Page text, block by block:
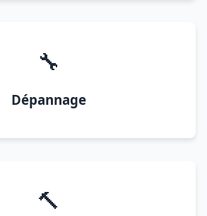
🔧
Dépannage
🔨